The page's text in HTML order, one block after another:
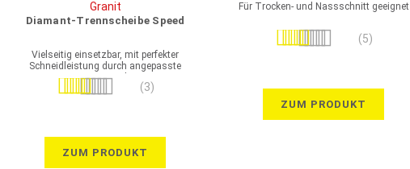
Diamant-Trennscheibe Speed
Vielseitig einsetzbar, mit perfekter
Schneidleistung durch angepasste
Diamantstruktur
Bewertung: (3)
ZUM PRODUKT
Für Trocken- und Nassschnitt geeignet
Bewertung: (5)
ZUM PRODUKT